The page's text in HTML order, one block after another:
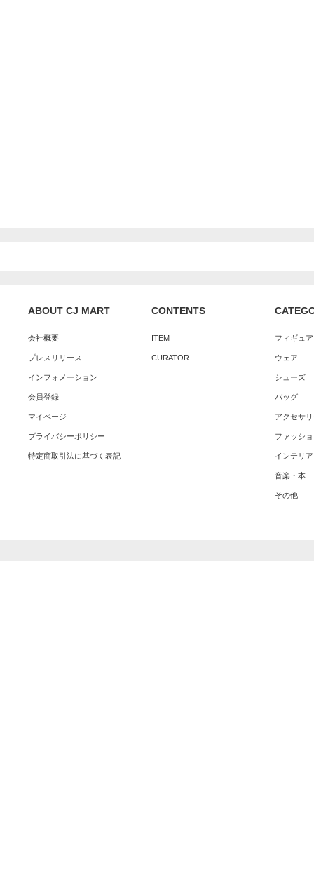
ABOUT CJ MART
会社概要
プレスリリース
インフォメーション
会員登録
マイページ
プライバシーポリシー
特定商取引法に基づく表記
CONTENTS
ITEM
CURATOR
フィギュ
ウェア
シューズ
バッグ
アクセサ
ファッシ
インテリア
音楽・本
その他